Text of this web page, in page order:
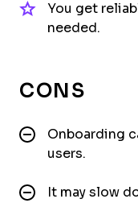
You get
needed.
CONS
Onboarding
users.
It may slow